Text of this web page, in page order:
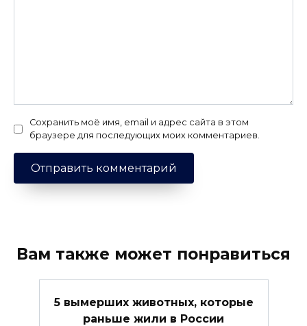
Сохранить моё имя, email и адрес сайта в этом
браузере для последующих моих комментариев.
Вам также может понравиться
5 вымерших животных, которые
раньше жили в России